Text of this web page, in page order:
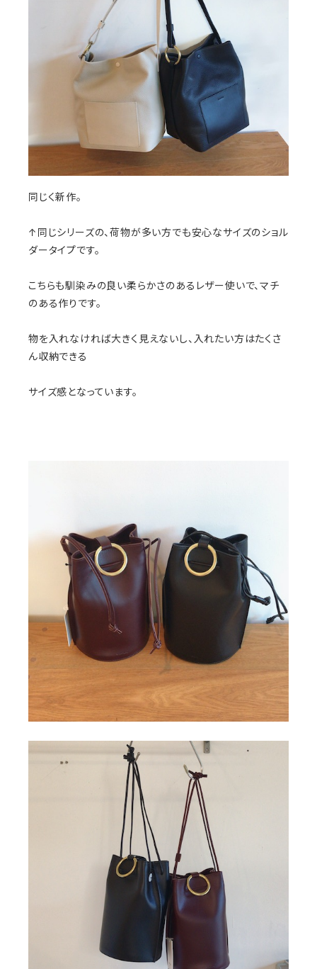
同じく新作。
↑同じシリーズの、荷物が多い方でも安心なサイズのショル
ダータイプです。
こちらも馴染みの良い柔らかさのあるレザー使いで、マチ
のある作りです。
物を入れなければ大きく見えないし、入れたい方はたくさ
ん収納できる
サイズ感となっています。